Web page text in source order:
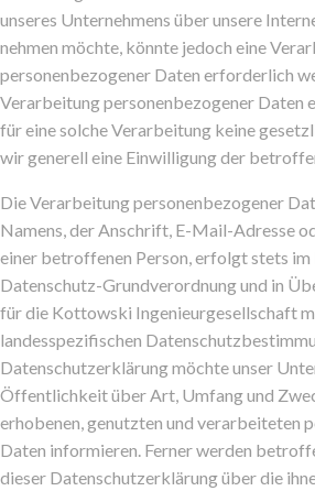
unseres Unternehmens über unsere
nehmen möchte, könnte jedoch eine
personenbezogener Daten erforderlich
Verarbeitung personenbezogener Daten
für eine solche Verarbeitung keine
wir generell eine Einwilligung der
Die Verarbeitung personenbezogener
Namens, der Anschrift, E-Mail-Adresse
einer betroffenen Person, erfolgt stets
Datenschutz-Grundverordnung und in
für die Kottowski Ingenieurgesellschaft
landesspezifischen
Datenschutzerklärung möchte unser
Öffentlichkeit über Art, Umfang und
erhobenen, genutzten und verarbeiteten
Daten informieren. Ferner werden
dieser Datenschutzerklärung über die